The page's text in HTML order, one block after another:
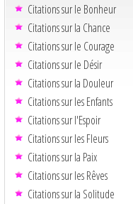
Citations sur le Bonheur
Citations sur la Chance
Citations sur le Courage
Citations sur le Désir
Citations sur la Douleur
Citations sur les Enfants
Citations sur l'Espoir
Citations sur les Fleurs
Citations sur la Paix
Citations sur les Rêves
Citations sur la Solitude